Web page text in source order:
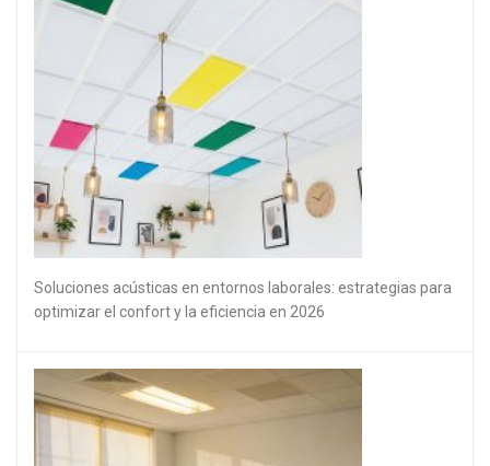
Soluciones acústicas en entornos laborales: estrategias para
optimizar el confort y la eficiencia en 2026